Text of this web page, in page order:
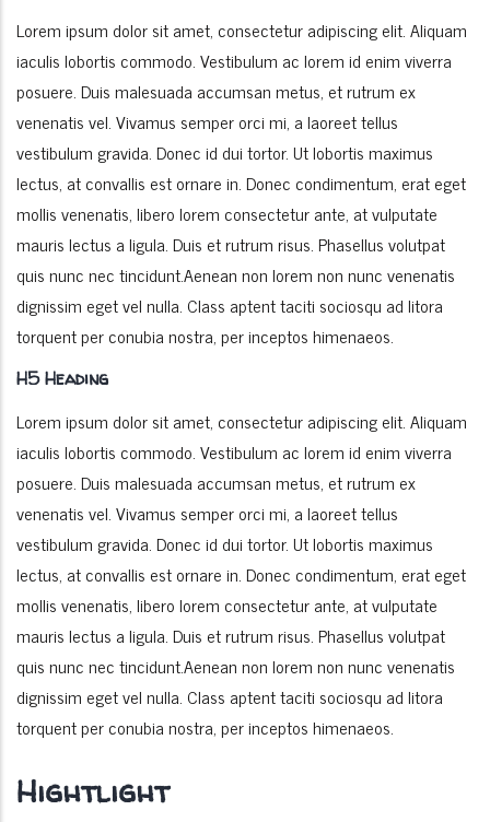
Lorem ipsum dolor sit amet, consectetur adipiscing elit. Aliquam
iaculis lobortis commodo. Vestibulum ac lorem id enim viverra
posuere. Duis malesuada accumsan metus, et rutrum ex
venenatis vel. Vivamus semper orci mi, a laoreet tellus
vestibulum gravida. Donec id dui tortor. Ut lobortis maximus
lectus, at convallis est ornare in. Donec condimentum, erat eget
mollis venenatis, libero lorem consectetur ante, at vulputate
mauris lectus a ligula. Duis et rutrum risus. Phasellus volutpat
quis nunc nec tincidunt.Aenean non lorem non nunc venenatis
dignissim eget vel nulla. Class aptent taciti sociosqu ad litora
torquent per conubia nostra, per inceptos himenaeos.
H5 Heading
Lorem ipsum dolor sit amet, consectetur adipiscing elit. Aliquam
iaculis lobortis commodo. Vestibulum ac lorem id enim viverra
posuere. Duis malesuada accumsan metus, et rutrum ex
venenatis vel. Vivamus semper orci mi, a laoreet tellus
vestibulum gravida. Donec id dui tortor. Ut lobortis maximus
lectus, at convallis est ornare in. Donec condimentum, erat eget
mollis venenatis, libero lorem consectetur ante, at vulputate
mauris lectus a ligula. Duis et rutrum risus. Phasellus volutpat
quis nunc nec tincidunt.Aenean non lorem non nunc venenatis
dignissim eget vel nulla. Class aptent taciti sociosqu ad litora
torquent per conubia nostra, per inceptos himenaeos.
Hightlight